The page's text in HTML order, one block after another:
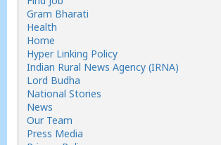
Gram Bharati
Health
Home
Hyper Linking Policy
Indian Rural News Agency (IRNA)
Lord Budha
National Stories
News
Our Team
Press Media